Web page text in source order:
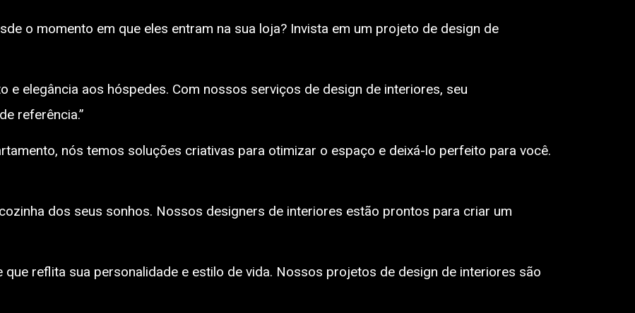
o momento em que eles entram na sua loja? Invista em um projeto de design de
e elegância aos hóspedes. Com nossos serviços de design de interiores, seu
referência.”
nós temos soluções criativas para otimizar o espaço e deixá-lo perfeito para você.
dos seus sonhos. Nossos designers de interiores estão prontos para criar um
que reflita sua personalidade e estilo de vida. Nossos projetos de design de interiores são